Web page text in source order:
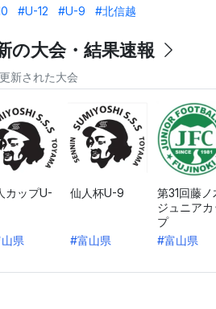
#U-12 #U-9 #北信越
の大会・結果速報
新された大会
カップU-
県
仙人杯U-9
#富山県
第31回藤ノ
ジュニアカ
プ
#富山県